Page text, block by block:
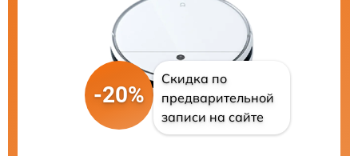
-20%
Скидка по
предварительной
записи на сайте